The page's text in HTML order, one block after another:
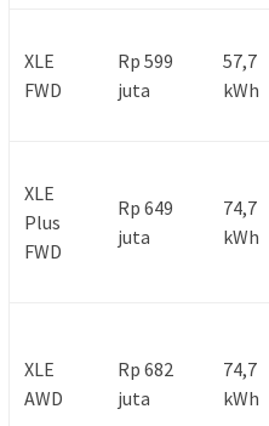
XLE
FWD
Rp 599
juta
57,7
kWh
XLE
Plus
FWD
Rp 649
juta
74,7
kWh
XLE
AWD
Rp 682
juta
74,7
kWh